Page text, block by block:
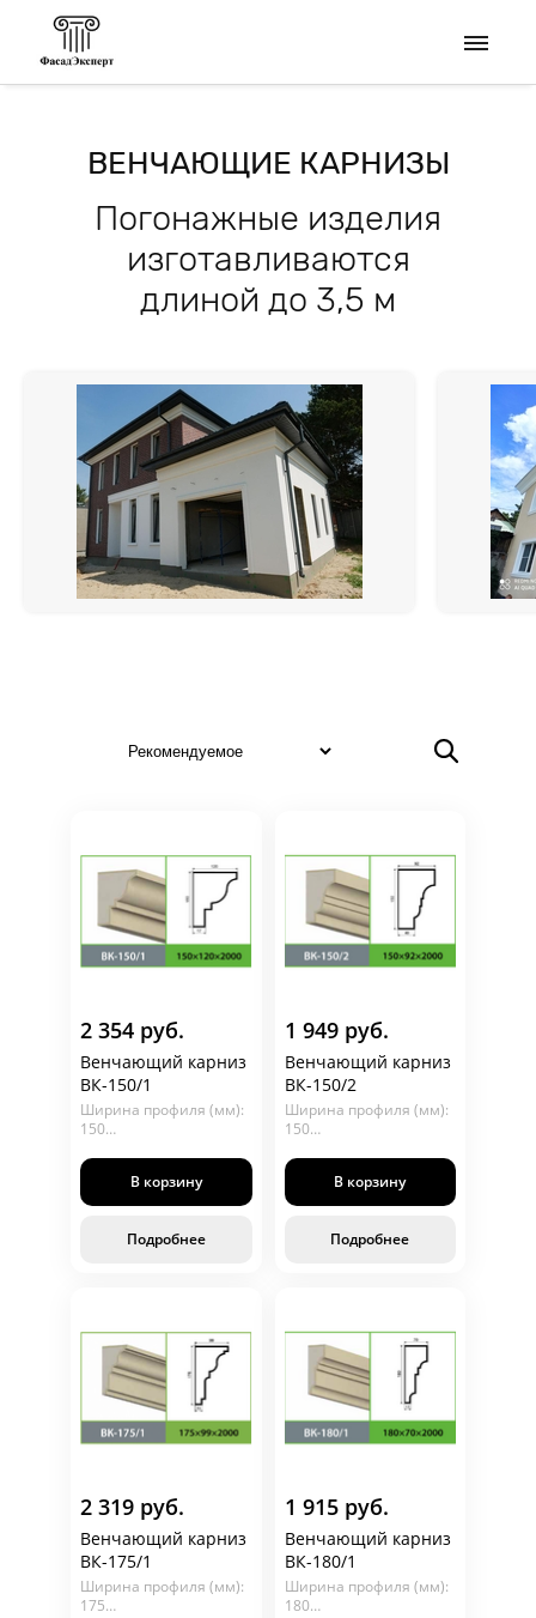
ВЕНЧАЮЩИЕ КАРНИЗЫ
Погонажные изделия
изготавливаются
длиной до 3,5 м
2 354 руб.
Венчающий карниз
ВК-150/1
Ширина профиля (мм):
150
Длина (мм): 2000
В корзину
Подробнее
1 949 руб.
Венчающий карниз
ВК-150/2
Ширина профиля (мм):
150
Длина (мм): 2000
В корзину
Подробнее
2 319 руб.
Венчающий карниз
ВК-175/1
Ширина профиля (мм):
175
1 915 руб.
Венчающий карниз
ВК-180/1
Ширина профиля (мм):
180